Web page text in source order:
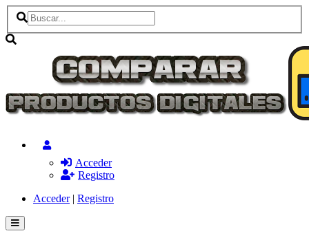
Acceder
Registro
Acceder| Registro